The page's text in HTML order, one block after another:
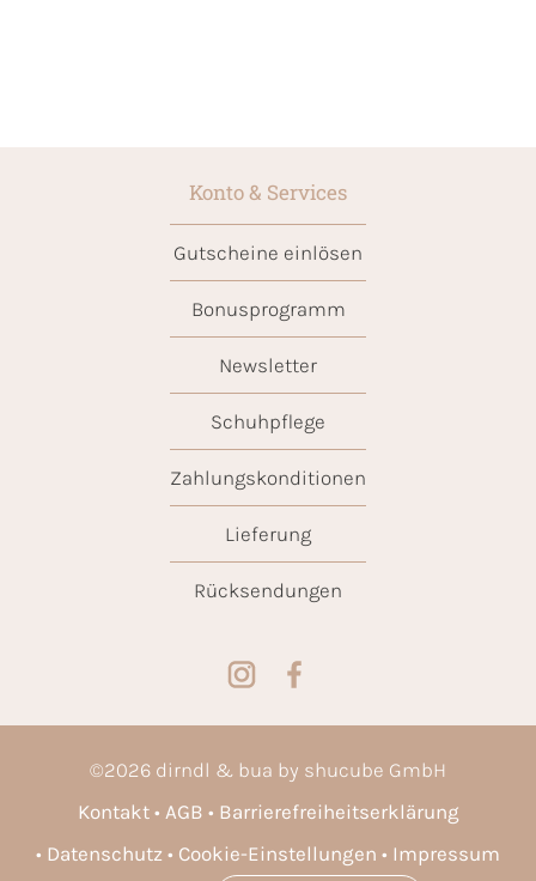
Konto & Services
Gutscheine einlösen
Bonusprogramm
Newsletter
Schuhpflege
Zahlungskonditionen
Lieferung
Rücksendungen
©2026 dirndl & bua by shucube GmbH
Kontakt
AGB
Barrierefreiheitserklärung
Datenschutz
Cookie-Einstellungen Impressum